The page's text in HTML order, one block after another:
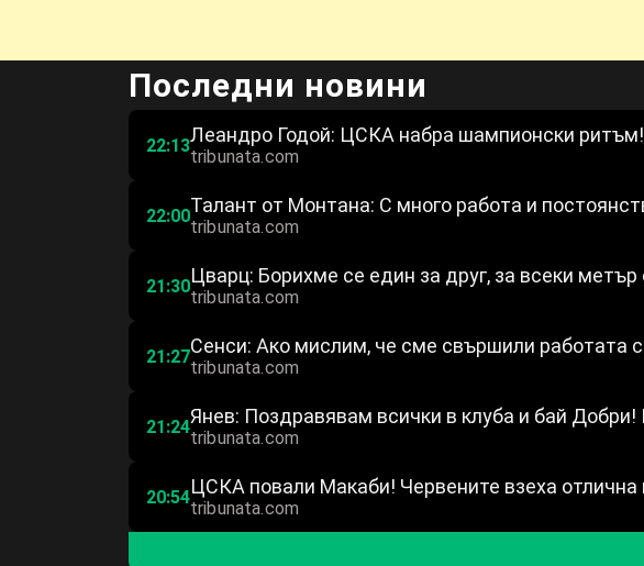
Последни новини
22:13Леандро Годой: ЦСКА набра шампионски ритъм!
tribunata.com
22:00Талант от Монтана: С много работа и
tribunata.com
21:30Цварц: Борихме се един за друг, за всеки метър
tribunata.com
21:27Сенси: Ако мислим, че сме свършили работата
tribunata.com
21:24Янев: Поздравявам всички в клуба и бай
tribunata.com
20:54ЦСКА повали Макаби! Червените взеха
tribunata.com